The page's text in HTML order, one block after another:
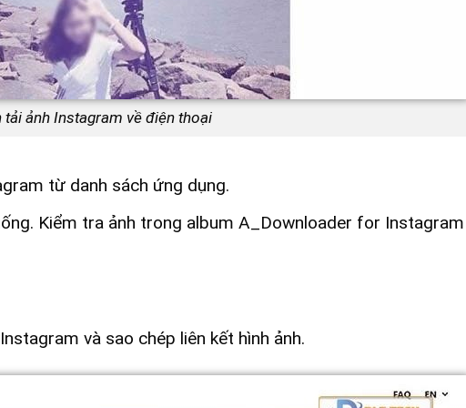
tải ảnh Instagram về điện thoại
từ danh sách ứng dụng.
Kiểm tra ảnh trong album A_Downloader for
và sao chép liên kết hình ảnh.